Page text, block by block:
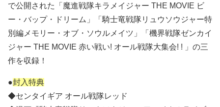
で公開された「魔進戦隊キラメイジャー THE MOVIE ビ
ー・バップ・ドリーム」「騎士竜戦隊リュウソウジャー特
別編メモリー・オブ・ソウルメイツ」「機界戦隊ゼンカイ
ジャー THE MOVIE 赤い戦い! オール戦隊大集会! ! 」の三
作を収録！
●封入特典
◆センタイギア オール戦隊レッド